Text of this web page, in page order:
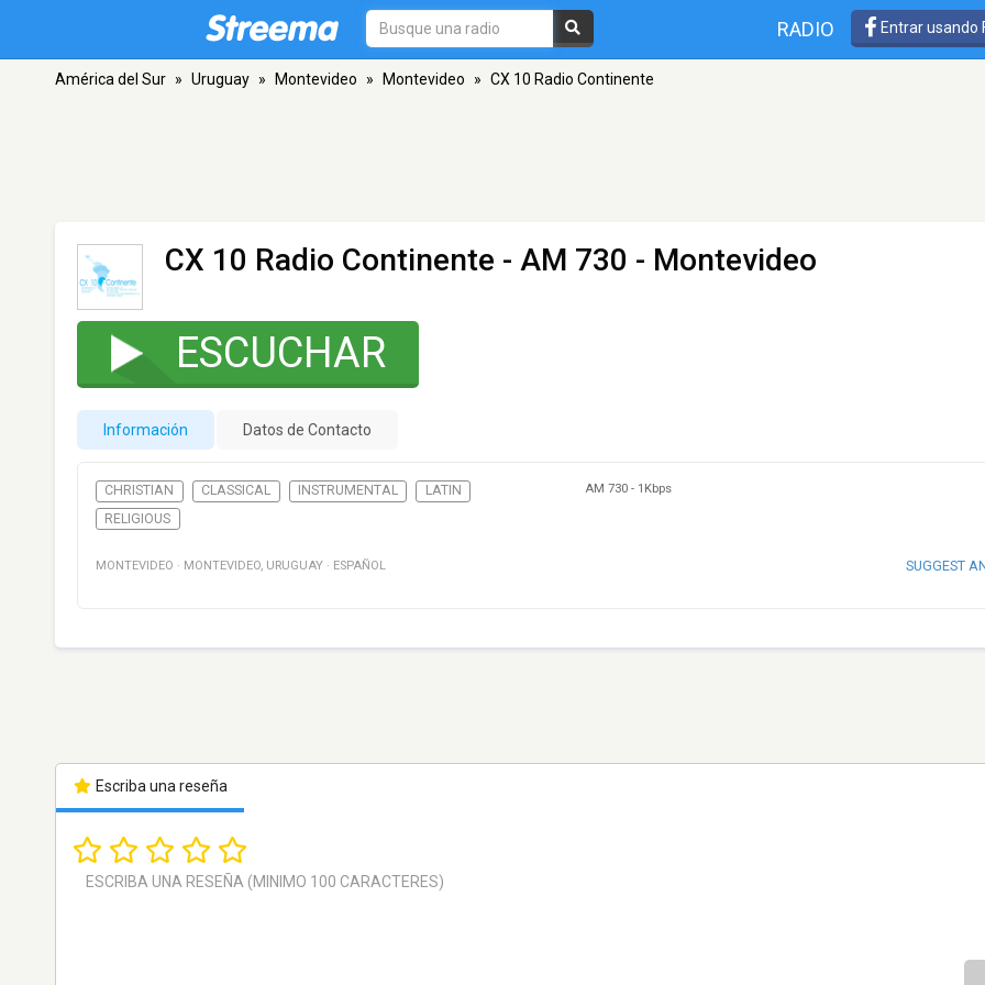
RADIO Entrar usando
América del Sur » Uruguay » Montevideo » Montevideo » CX 10 Radio Continente
CX 10 Radio Continente - AM 730 - Montevideo
ESCUCHAR
Información Datos de Contacto
CHRISTIAN CLASSICAL INSTRUMENTAL
LATIN
RELIGIOUS
AM 730 - 1Kbps
MONTEVIDEO · MONTEVIDEO, URUGUAY · ESPAÑOL SUGGEST
Escriba una reseña